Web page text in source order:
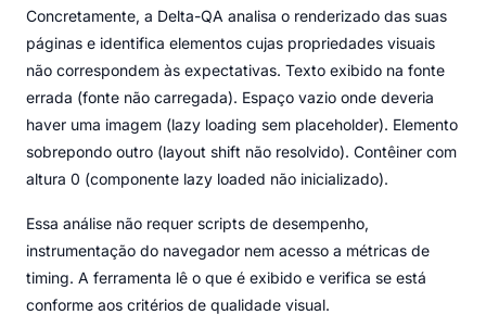
Concretamente, a Delta-QA analisa o renderizado das suas
páginas e identifica elementos cujas propriedades visuais
não correspondem às expectativas. Texto exibido na fonte
errada (fonte não carregada). Espaço vazio onde deveria
haver uma imagem (lazy loading sem placeholder). Elemento
sobrepondo outro (layout shift não resolvido). Contêiner com
altura 0 (componente lazy loaded não inicializado).
Essa análise não requer scripts de desempenho,
instrumentação do navegador nem acesso a métricas de
timing. A ferramenta lê o que é exibido e verifica se está
conforme aos critérios de qualidade visual.